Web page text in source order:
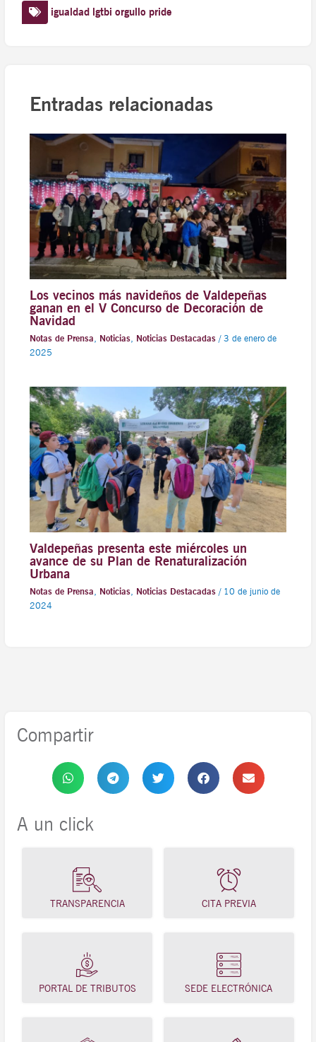
igualdad lgtbi orgullo pride
Entradas relacionadas
Los vecinos más navideños de Valdepeñas
ganan en el V Concurso de Decoración de
Navidad
Notas de Prensa Noticias, Noticias Destacadas/ 3 de enero de
2025
Valdepeñas presenta este miércoles un
avance de su Plan de Renaturalización
Urbana
Notas de Prensa Noticias, Noticias Destacadas/ 10 de junio de
2024
Compartir
A un click
TRANSPARENCIA CITA PREVIA
PORTAL DE TRIBUTOS SEDE ELECTRÓNICA